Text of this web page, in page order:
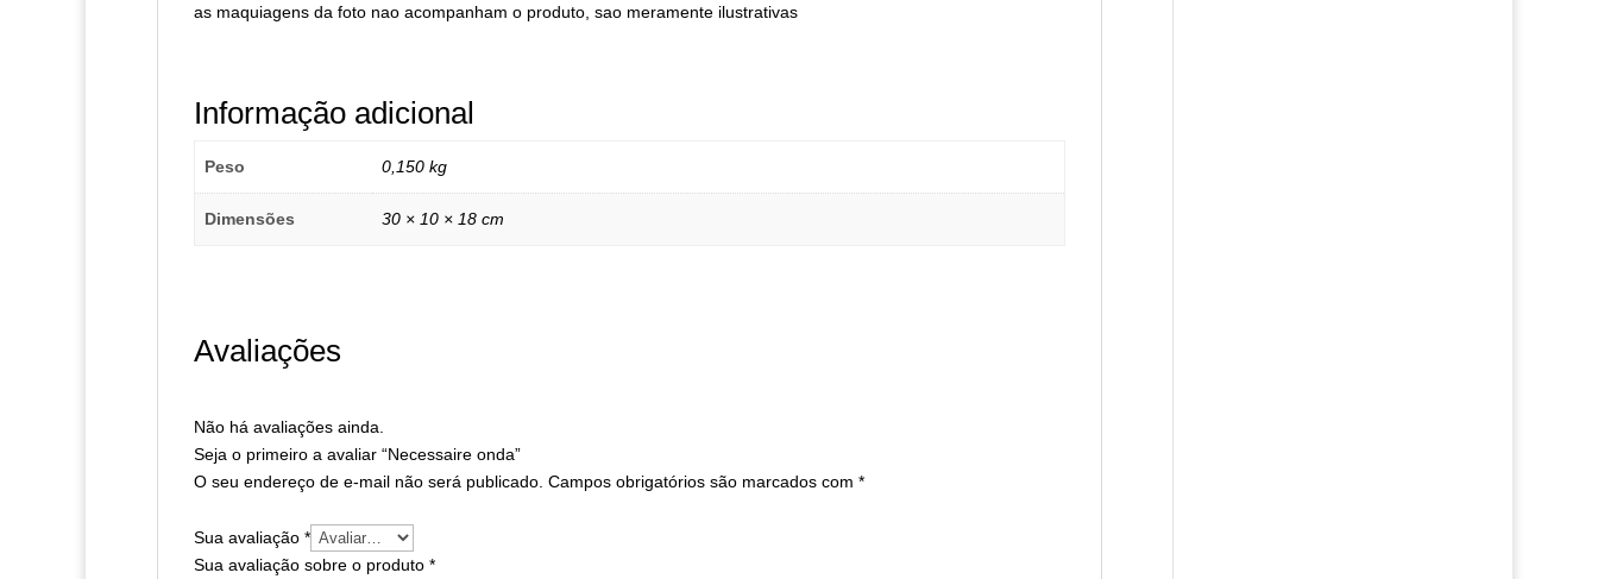
as maquiagens da foto nao acompanham o produto, sao meramente ilustrativas
Informação adicional
Peso 0,150 kg
Dimensões 30 × 10 × 18 cm
Avaliações
Não há avaliações ainda.
Seja o primeiro a avaliar “Necessaire onda”
O seu endereço de e-mail não será publicado. Campos obrigatórios são marcados com *
Sua avaliação *
Sua avaliação sobre o produto *